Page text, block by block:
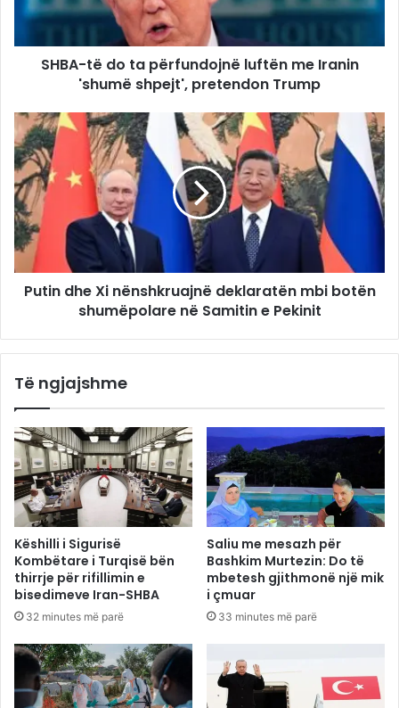
SHBA-të do ta përfundojnë luftën me Iranin
'shumë shpejt', pretendon Trump
Putin dhe Xi nënshkruajnë deklaratën mbi botën
shumëpolare në Samitin e Pekinit
Të ngjajshme
Këshilli i Sigurisë
Kombëtare i Turqisë bën
thirrje për rifillimin e
bisedimeve Iran-SHBA
32 minutes më parë
Saliu me mesazh për
Bashkim Murtezin: Do të
mbetesh gjithmonë një mik
i çmuar
33 minutes më parë